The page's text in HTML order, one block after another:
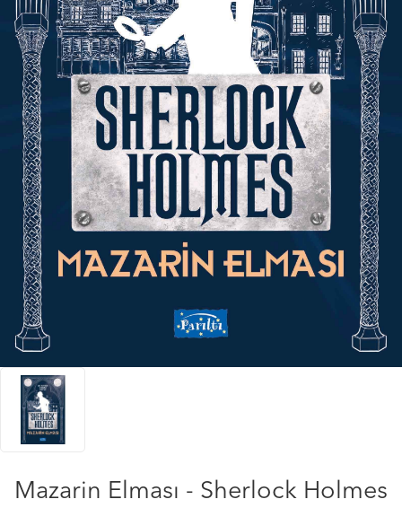
Mazarin Elması - Sherlock Holmes